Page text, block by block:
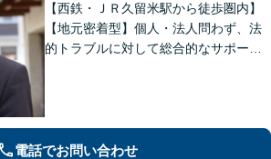
【西鉄・ＪＲ久留米駅から徒歩圏内】
【地元密着型】個人・法人問わず、法
的トラブルに対して総合的なサポート
電話でお問い合わせ